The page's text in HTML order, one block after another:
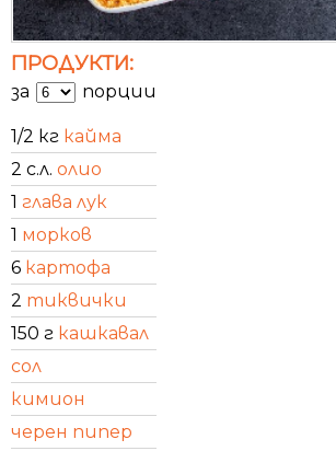
ПРОДУКТИ:
за порции
1/2 кг кайма
2 с.л. олио
1 глава лук
1 морков
6 картофа
2 тиквички
150 г кашкавал
сол
кимион
черен пипер